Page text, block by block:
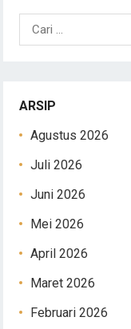
untuk:
ARSIP
Agustus 2026
Juli 2026
Juni 2026
Mei 2026
April 2026
Maret 2026
Februari 2026